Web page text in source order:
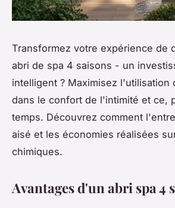
Transformez votre expérience de
abri de spa 4 saisons - un
intelligent ? Maximisez l'utilisation
dans le confort de l'intimité et ce,
temps. Découvrez comment
aisé et les économies réalisées
chimiques.
Avantages d'un abri spa 4